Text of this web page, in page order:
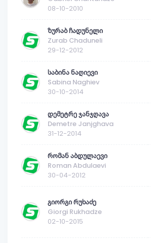
08-10-2010
ზურაბ ჩადუნელი
Zurab Chaduneli
29-12-2012
საბინა ნაღიევი
Sabina Naghiev
30-10-2014
დემეტრე ჯანჯღავა
Demetre Janjghava
31-12-2014
რომან აბდულაევი
Roman Abdulaevi
30-04-2012
გიორგი რუხაძე
Giorgi Rukhadze
02-10-2015